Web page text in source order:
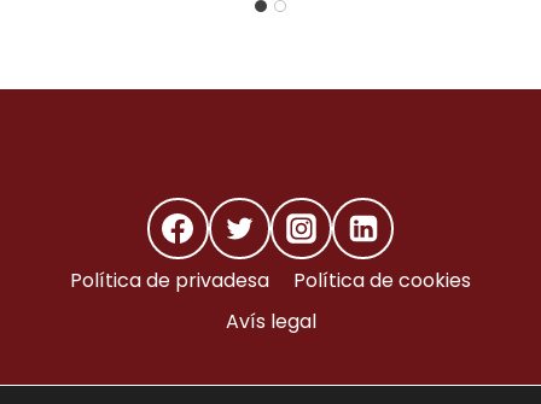
Política de privadesa
Política de cookies
Avís legal